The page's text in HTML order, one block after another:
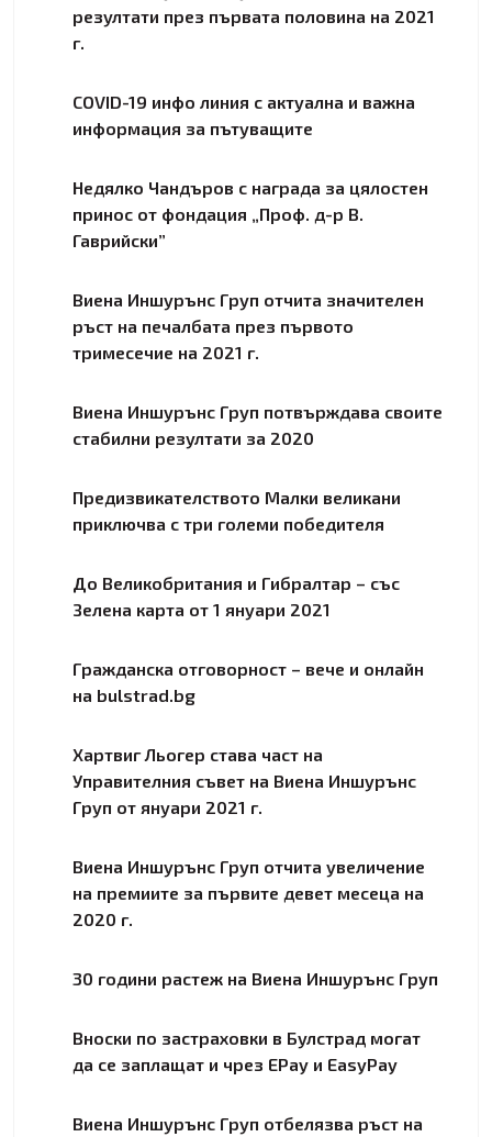
резултати през първата половина на 2021
г.
COVID-19 инфо линия с актуална и важна
информация за пътуващите
Недялко Чандъров с награда за цялостен
принос от фондация „Проф. д-р В.
Гаврийски”
Виена Иншурънс Груп отчита значителен
ръст на печалбата през първото
тримесечие на 2021 г.
Виена Иншурънс Груп потвърждава своите
стабилни резултати за 2020
Предизвикателството Малки великани
приключва с три големи победителя
До Великобритания и Гибралтар – със
Зелена карта от 1 януари 2021
Гражданска отговорност – вече и онлайн
на bulstrad.bg
Хартвиг Льогер става част на
Управителния съвет на Виена Иншурънс
Груп от януари 2021 г.
Виена Иншурънс Груп отчита увеличение
на премиите за първите девет месеца на
2020 г.
30 години растеж на Виена Иншурънс Груп
Вноски по застраховки в Булстрад могат
да се заплащат и чрез EPay и EasyPay
Виена Иншурънс Груп отбелязва ръст на